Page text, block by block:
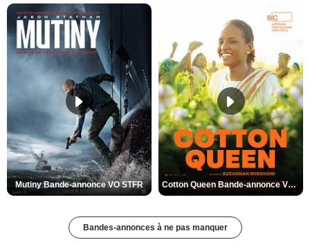
Mutiny Bande-annonce VO STFR Cotton Queen Bande-annonce VO STFR
Bandes-annonces à ne pas manquer